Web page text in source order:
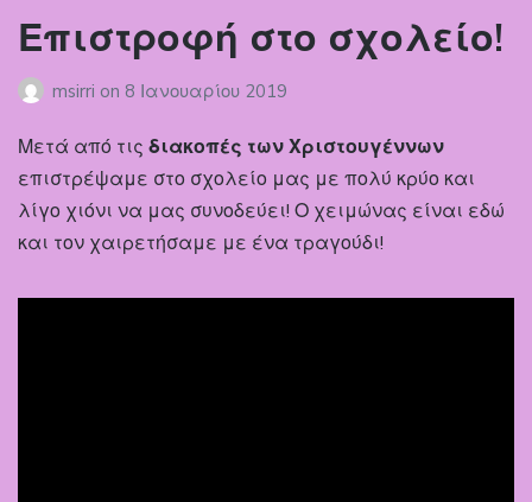
Επιστροφή στο σχολείο!
msirri on 8 Ιανουαρίου 2019
Μετά από τις διακοπές των Χριστουγέννων
επιστρέψαμε στο σχολείο μας με πολύ κρύο και
λίγο χιόνι να μας συνοδεύει! Ο χειμώνας είναι εδώ
και τον χαιρετήσαμε με ένα τραγούδι!